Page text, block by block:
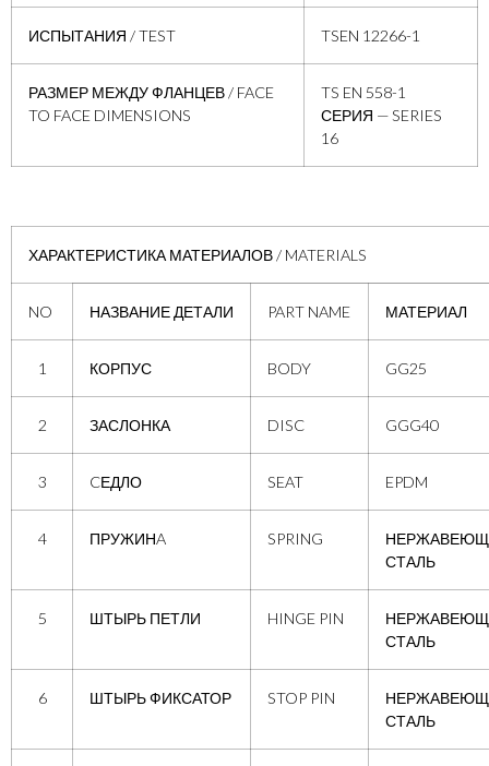
ИСПЫТАНИЯ / TEST TSEN 12266-1
РАЗМЕР МЕЖДУ ФЛАНЦЕВ / FACE
TO FACE DIMENSIONS
TS EN 558-1
СЕРИЯ — SERIES
16
ХАРАКТЕРИСТИКА МАТЕРИАЛОВ / MATERIALS
NO НАЗВАНИЕ ДЕТАЛИ PART NAME МАТЕРИАЛ
1 КОРПУС BODY GG25
2 ЗАСЛОНКА DISC GGG40
3 CЕДЛО SEAT EPDM
4 ПРУЖИНA SPRING
СТАЛЬ
5 ШТЫРЬ ПЕТЛИ HINGE PIN
СТАЛЬ
6 ШТЫРЬ ФИКСАТОР STOP PIN
СТАЛЬ